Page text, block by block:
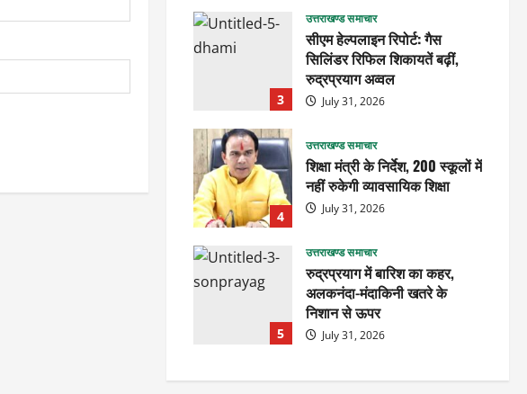
3
उत्तराखण्ड समाचार
सीएम हेल्पलाइन रिपोर्ट: गैस
सिलिंडर रिफिल शिकायतें बढ़ीं,
रुद्रप्रयाग अव्वल
July 31, 2026
4
उत्तराखण्ड समाचार
शिक्षा मंत्री के निर्देश, 200 स्कूलों में
नहीं रुकेगी व्यावसायिक शिक्षा
July 31, 2026
5
उत्तराखण्ड समाचार
रुद्रप्रयाग में बारिश का कहर,
अलकनंदा-मंदाकिनी खतरे के
निशान से ऊपर
July 31, 2026